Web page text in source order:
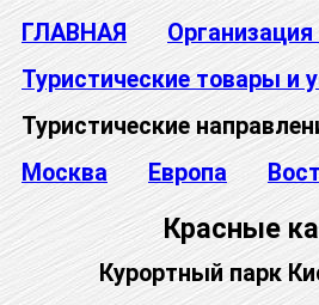
ГЛАВНАЯ
Туристические товары и
Туристические
Москва
Европа
Красные
Курортный парк